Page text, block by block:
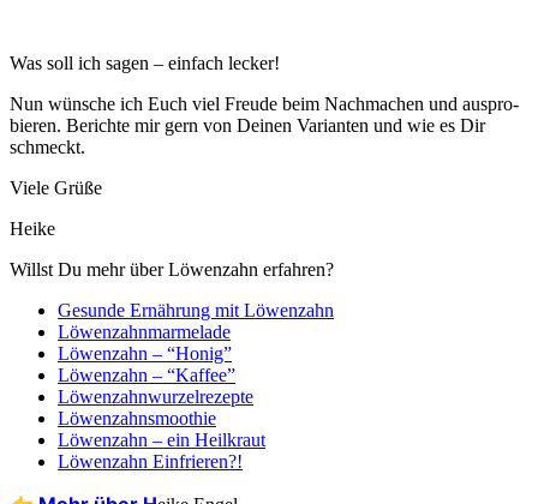
Was soll ich sagen – ein­fach lecker!
Nun wün­sche ich Euch viel Freu­de beim Nach­ma­chen und aus­pro­
bie­ren. Berich­te mir gern von Dei­nen Vari­an­ten und wie es Dir
schmeckt.
Vie­le Grüße
Hei­ke
Willst Du mehr über Löwen­zahn erfahren?
Gesun­de Ernäh­rung mit Löwenzahn
Löwen­zahn­mar­me­la­de
Löwen­zahn – “Honig”
Löwen­zahn – “Kaf­fee”
Löwen­zahn­wur­zel­re­zep­te
Löwen­zahnsmoothie
Löwen­zahn – ein Heilkraut
Löwen­zahn Einfrieren?!